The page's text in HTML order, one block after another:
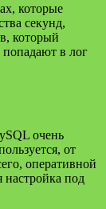
которые
секунд,
который
попадают в лог
очень
от
оперативной
под